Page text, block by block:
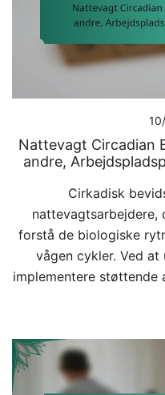
Nattevagt Circadian
andre,
Cirkadisk
forstå de biologiske
vågen cykler. Ved at
implementere